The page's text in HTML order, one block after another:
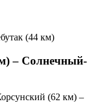
(44 км)
– Солнечный-
(62 км) –